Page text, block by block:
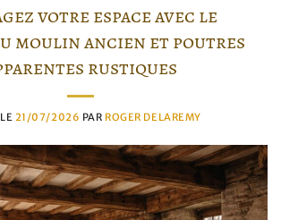
votre espace avec le
moulin ancien et poutres
rustiques
21/07/2026 PAR ROGER DELAREMY